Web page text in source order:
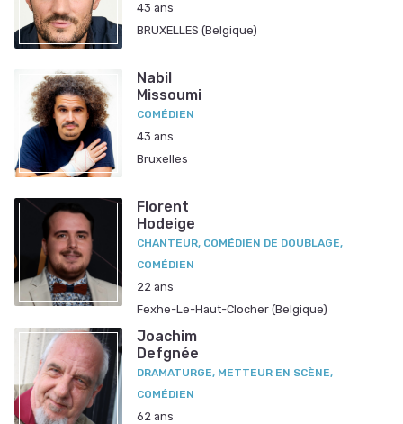
43 ans
BRUXELLES (Belgique)
Nabil
Missoumi
COMÉDIEN
43 ans
Bruxelles
Florent
Hodeige
CHANTEUR, COMÉDIEN DE DOUBLAGE,
COMÉDIEN
22 ans
Fexhe-Le-Haut-Clocher (Belgique)
Joachim
Defgnée
DRAMATURGE, METTEUR EN SCÈNE,
COMÉDIEN
62 ans